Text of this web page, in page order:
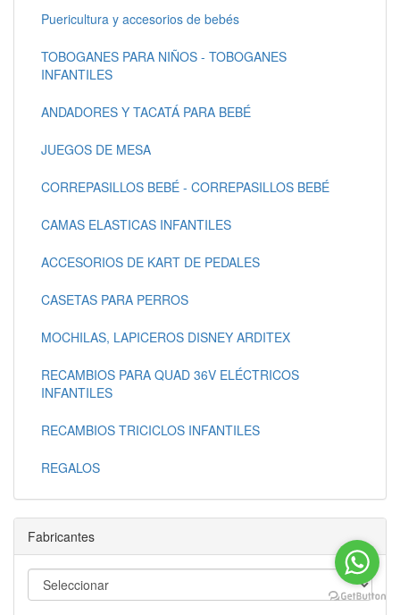
Puericultura y accesorios de bebés
TOBOGANES PARA NIÑOS - TOBOGANES
INFANTILES
ANDADORES Y TACATÁ PARA BEBÉ
JUEGOS DE MESA
CORREPASILLOS BEBÉ - CORREPASILLOS BEBÉ
CAMAS ELASTICAS INFANTILES
ACCESORIOS DE KART DE PEDALES
CASETAS PARA PERROS
MOCHILAS, LAPICEROS DISNEY ARDITEX
RECAMBIOS PARA QUAD 36V ELÉCTRICOS
INFANTILES
RECAMBIOS TRICICLOS INFANTILES
REGALOS
Fabricantes